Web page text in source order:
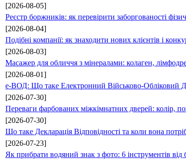
[2026-08-05]
Реєстр боржників: як перевірити заборгованості
[2026-08-04]
Подібні компанії: як знаходити нових клієнтів і
[2026-08-03]
Масажер для обличчя з мінералами: колаген,
[2026-08-01]
е-ВОД: Що таке Електронний Військово-Обліковий
[2026-07-30]
Переваги фарбованих міжкімнатних дверей: колір,
[2026-07-30]
Що таке Декларація Відповідності та коли вона
[2026-07-23]
Як прибрати водяний знак з фото: 6 інструментів